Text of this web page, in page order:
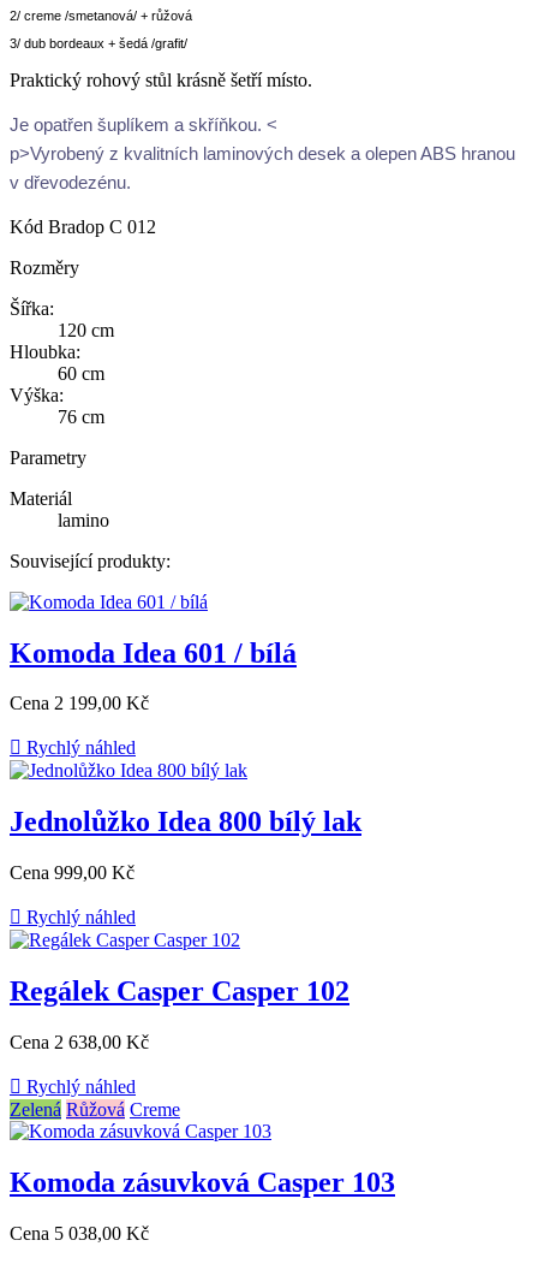
2/ creme /smetanová/ + růžová
3/ dub bordeaux + šedá /grafit/
Praktický rohový stůl krásně šetří místo.
Je opatřen šuplíkem a skříňkou. <
p>Vyrobený z kvalitních laminových desek a olepen ABS hranou
v dřevodezénu.
Kód Bradop C 012
Rozměry
Šířka:
120 cm
Hloubka:
60 cm
Výška:
76 cm
Parametry
Materiál
lamino
Související produkty:
Komoda Idea 601 / bílá
Cena 2 199,00 Kč
 Rychlý náhled
Jednolůžko Idea 800 bílý lak
Cena 999,00 Kč
 Rychlý náhled
Regálek Casper Casper 102
Cena 2 638,00 Kč
 Rychlý náhled
Zelená Růžová Creme
Komoda zásuvková Casper 103
Cena 5 038,00 Kč